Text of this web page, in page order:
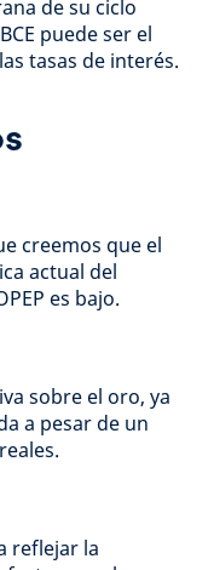
de su ciclo
puede ser el
tasas de interés.
creemos que el
actual del
es bajo.
sobre el oro, ya
a pesar de un
reflejar la